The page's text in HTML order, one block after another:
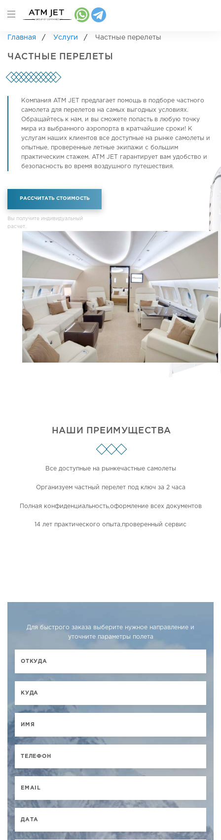
Главная Услуги Частные перелеты
ЧАСТНЫЕ ПЕРЕЛЕТЫ
Компания ATM JET предлагает помощь в подборе частного
самолета для перелетов на самых выгодных условиях.
Обращайтесь к нам, и вы сможете попасть в любую точку
мира из выбранного аэропорта в кратчайшие сроки! К
услугам наших клиентов все доступные на рынке самолеты и
опытные, проверенные летные экипажи с большим
практическим стажем. ATM JET гарантирует вам удобство и
безопасность во время воздушного путешествия.
РАССЧИТАТЬ СТОИМОСТЬ
Вы получите индивидуальный
расчет.
НАШИ ПРЕИМУЩЕСТВА
Все доступные на рынкечастные самолеты
Организуем частный перелет под ключ за 2 часа
Полная конфиденциальность, оформление всех документов
14 лет практического опыта, проверенный сервис
Для быстрого заказа выберите нужное направление и
уточните параметры полета